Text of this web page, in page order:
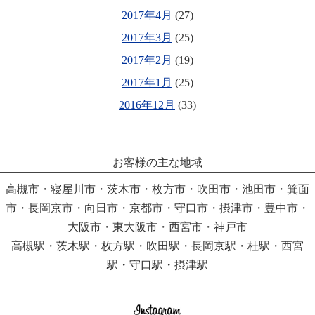
2017年4月 (27)
2017年3月 (25)
2017年2月 (19)
2017年1月 (25)
2016年12月 (33)
お客様の主な地域
高槻市・寝屋川市・茨木市・枚方市・吹田市・池田市・箕面
市・長岡京市・向日市・京都市・守口市・摂津市・豊中市・
大阪市・東大阪市・西宮市・神戸市
高槻駅・茨木駅・枚方駅・吹田駅・長岡京駅・桂駅・西宮
駅・守口駅・摂津駅